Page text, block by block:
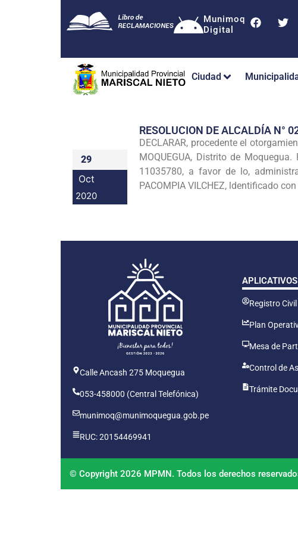
Munimoq
Digital
Ciudad
29
Oct
2020
RESOLUCION DE ALCALDÍA N°
DECLARAR, procedente el
MOQUEGUA, Distrito de
11035780, a favor de lo,
PACOMPIA VILCHEZ, ldentificado
Calle Ancash 275 Moquegua
053-458000 (Central Telefónica)
munimoq@munimoquegua.gob.pe
RUC: 20154469941
Registro Civil
Plan
Mesa de
Control de
Trámite
© Copyright 2026 MPMN. Todos los derechos